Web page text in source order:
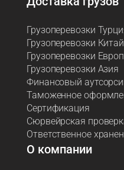
Грузоперевозки
Грузоперевозки Китай
Грузоперевозки
Грузоперевозки Азия
Финансовый
Таможенное
Сертификация
Сюрвейрская
Ответственное
О компании